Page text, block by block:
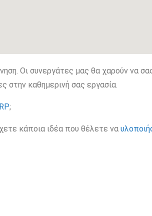
Οι συνεργάτες μας θα χαρούν να
στην καθημερινή σας εργασία.
;
κάποια ιδέα που θέλετε να